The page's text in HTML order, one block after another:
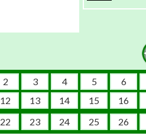
2 3 4 5
6
12 13 14 15
16
22 23 24 25 26